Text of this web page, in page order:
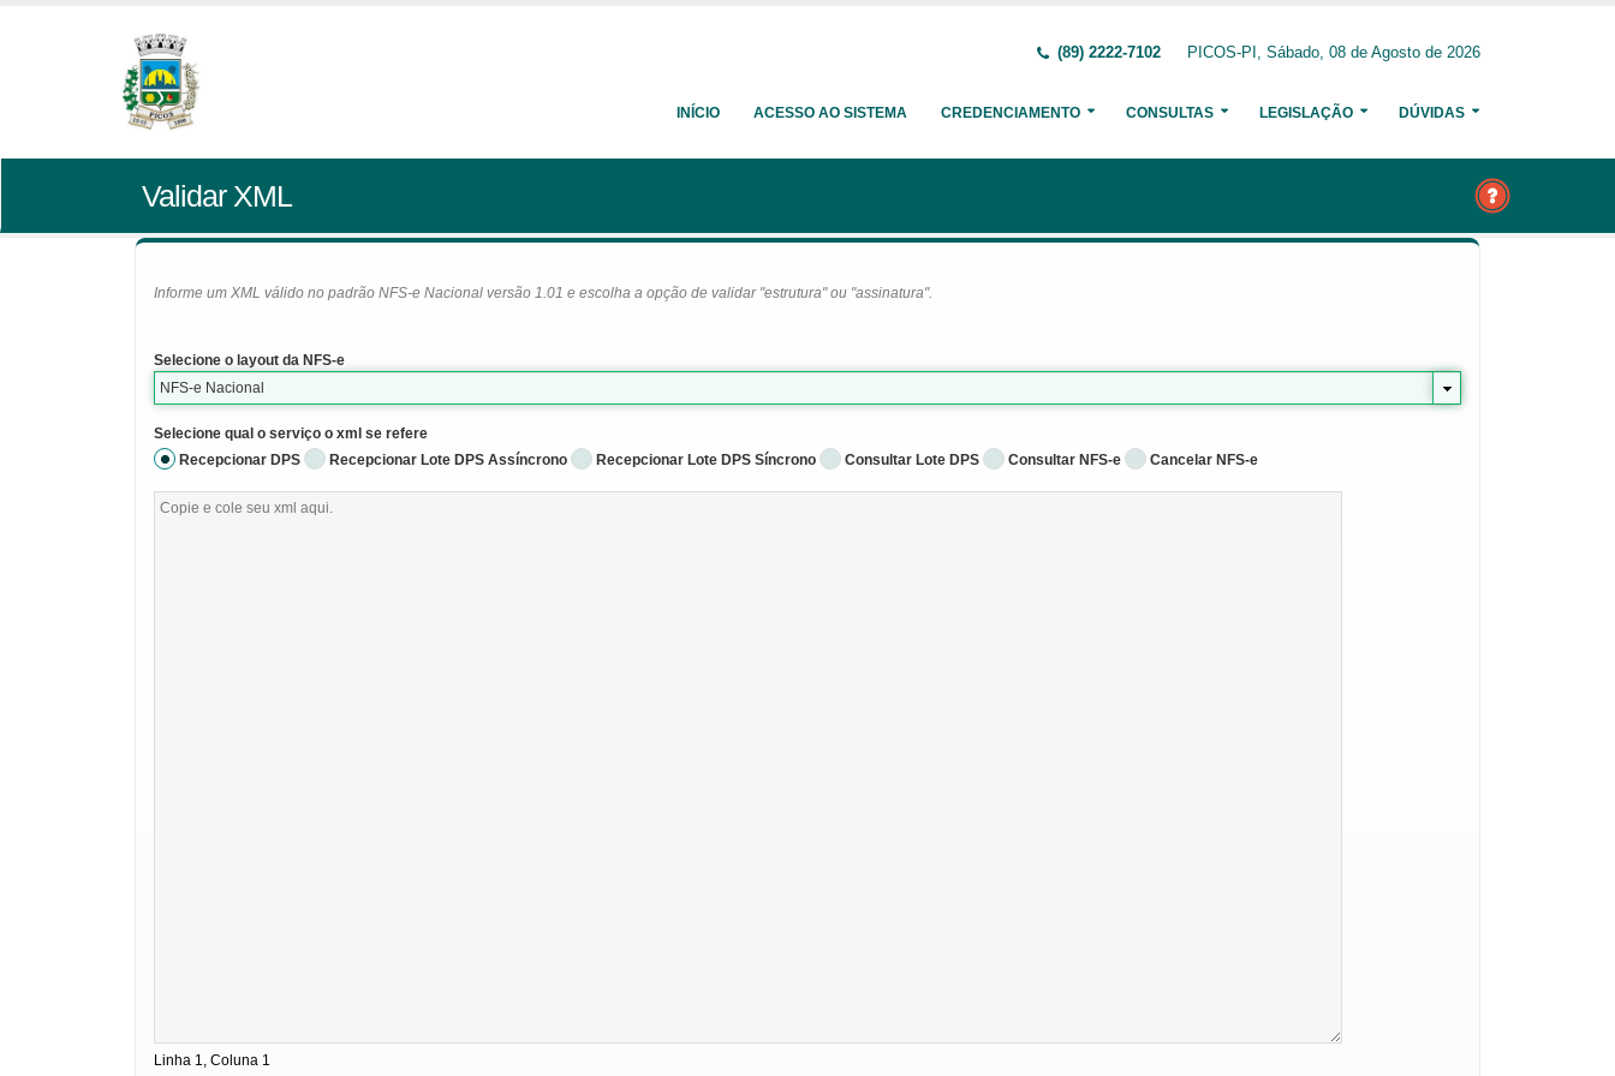
(89) 2222-7102 PICOS-PI, Sábado, 08 de Agosto de 2026
INÍCIO ACESSO AO SISTEMA CREDENCIAMENTO CONSULTAS LEGISLAÇÃO DÚVIDAS
Validar XML
Informe um XML válido no padrão NFS-e Nacional versão 1.01 e escolha a opção de validar "estrutura" ou "assinatura".
Selecione o layout da NFS-e
NFS-e Nacional
Selecione qual o serviço o xml se refere
Recepcionar DPS
Recepcionar Lote DPS Assíncrono Recepcionar Lote DPS Síncrono Consultar Lote DPS Consultar NFS-e Cancelar NFS-e
Linha 1, Coluna 1